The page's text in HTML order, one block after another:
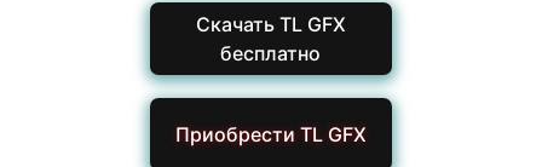
Скачать TL GFX
бесплатно
Приобрести TL GFX